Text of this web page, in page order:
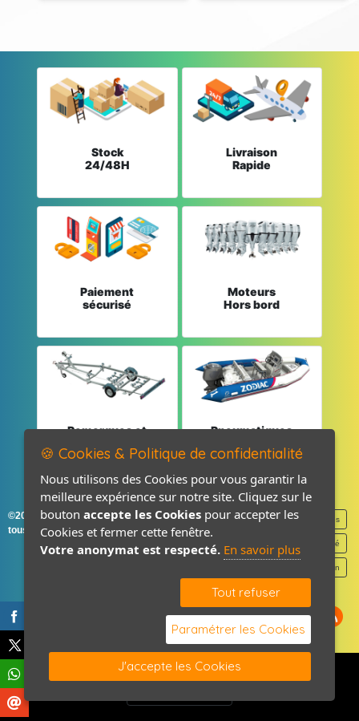
Stock
24/48H
Livraison
Rapide
Paiement
sécurisé
Moteurs
Hors bord
Remorques et
Pneumatiques
©2026-2027 France Accastillage
tous droits réservés
Mentions légales
Politique de confidentialité
Contact / Plan
🍪 Cookies & Politique de confidentialité
Nous utilisons des Cookies pour vous garantir la
meilleure expérience sur notre site. Cliquez sur le
bouton accepte les Cookies pour accepter les
Cookies et fermer cette fenêtre.
Votre anonymat est respecté. En savoir plus
Tout refuser
Paramétrer les Cookies
J'accepte les Cookies